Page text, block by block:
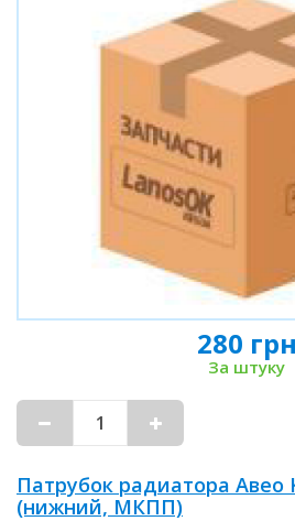
280 грн
За штуку
Патрубок радиатора Авео
(нижний, МКПП)